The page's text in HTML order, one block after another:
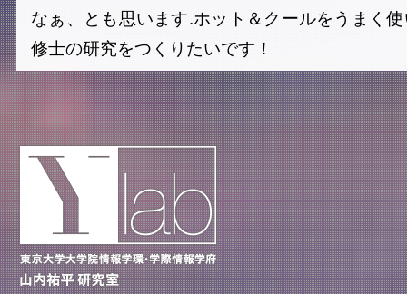
なぁ、とも思います.ホット＆クールをうまく
修士の研究をつくりたいです！